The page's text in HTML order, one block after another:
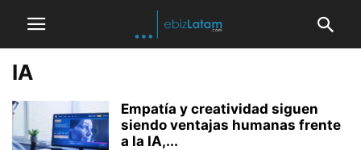
IA
Empatía y creatividad siguen
siendo ventajas humanas frente
a la IA,...